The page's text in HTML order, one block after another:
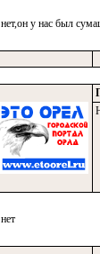
нет,он у нас был
нет